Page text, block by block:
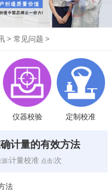
>常见问题 >
仪器校验 定制校准
计量的有效方法
源:计量校准 点击:次
法